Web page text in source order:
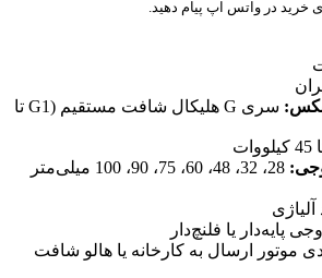
خرید در واتس اپ پیام دهید.
سری G هلیکال شافت مستقیم (G1 تا
28، 32، 48، 60، 75، 90، 100 میلی‌متر
آلیاژی
پایه‌دار یا فلنچ‌دار
موتور ارسال به کارخانه یا هالو شافت